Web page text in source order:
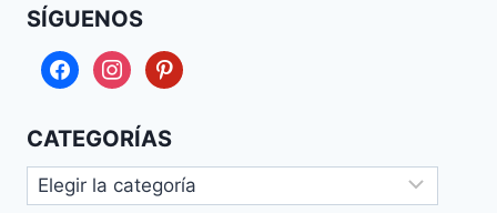
SÍGUENOS
facebookinstagrampinterest
CATEGORÍAS
Categorías